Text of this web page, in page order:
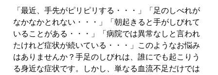
「最近、手先がピリピリする・・・」
「足のしべれが
なかなかとれない・・・」
「朝起きると手がしびれて
いることがある・・・」
「病院では異常なしと言われ
たけれど症状が続いている・・・」
このようなお悩み
はありませんか？ 手足のしびれは、誰にでも起こりう
る身近な症状です。しかし、単なる血流不足だけでは